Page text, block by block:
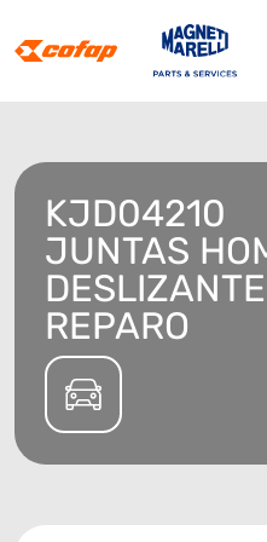
KJD04210
JUNTAS
REPARO